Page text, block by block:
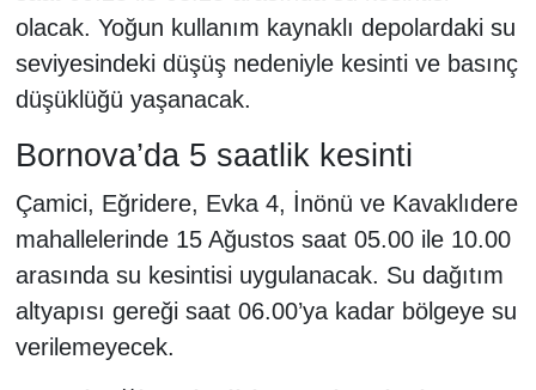
olacak. Yoğun kullanım kaynaklı depolardaki su
seviyesindeki düşüş nedeniyle kesinti ve basınç
düşüklüğü yaşanacak.
Bornova’da 5 saatlik kesinti
Çamici, Eğridere, Evka 4, İnönü ve Kavaklıdere
mahallelerinde 15 Ağustos saat 05.00 ile 10.00
arasında su kesintisi uygulanacak. Su dağıtım
altyapısı gereği saat 06.00’ya kadar bölgeye su
verilemeyecek.